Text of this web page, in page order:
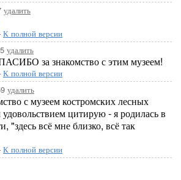
удалить
К полной версии
удалить
за знакомство с этим музеем!
К полной версии
удалить
с музеем костромских лесных
цитирую - я родилась в
"здесь всё мне близко, всё так
К полной версии